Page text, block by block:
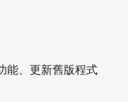
能、更新舊版程式